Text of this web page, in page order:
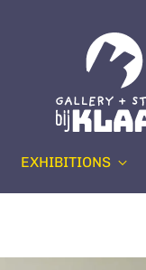
EXHIBITIONS